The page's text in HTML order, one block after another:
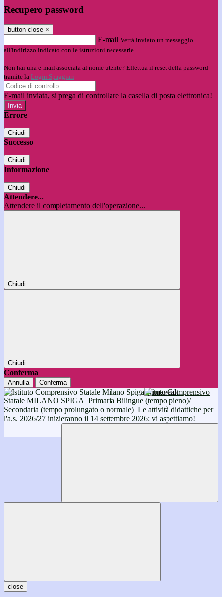
Recupero password
button close ×
E-mail Verrà inviato un messaggio
all'indirizzo indicato con le istruzioni necessarie.
Non hai una e-mail associata al nome utente? Effettua il reset della password
tramite la Login Spaggiari
E-mail inviata, si prega di controllare la casella di posta elettronica!
Errore
Chiudi
Successo
Chiudi
Informazione
Chiudi
Attendere...
Attendere il completamento dell'operazione...
Chiudi
Chiudi
Conferma
Annulla Conferma
Istituto Comprensivo
Statale MILANO SPIGA Primaria Bilingue (tempo pieno)/
Secondaria (tempo prolungato o normale) Le attività didattiche per
l'a.s. 2026/27 inizieranno il 14 settembre 2026: vi aspettiamo!
close